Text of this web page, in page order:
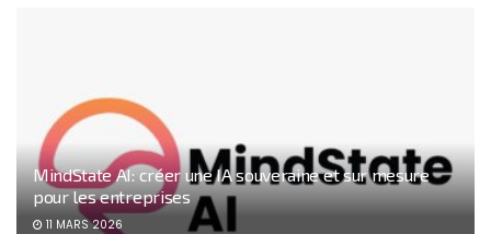
MindState AI: créer une IA souveraine et sur mesure
pour les entreprises
11 MARS 2026